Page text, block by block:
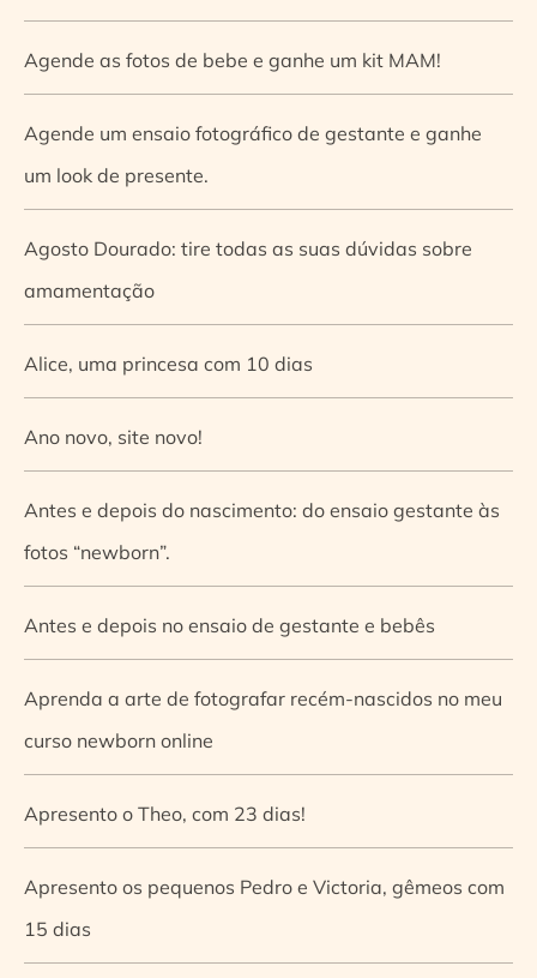
Agende as fotos de bebe e ganhe um kit MAM!
Agende um ensaio fotográfico de gestante e ganhe
um look de presente.
Agosto Dourado: tire todas as suas dúvidas sobre
amamentação
Alice, uma princesa com 10 dias
Ano novo, site novo!
Antes e depois do nascimento: do ensaio gestante às
fotos “newborn”.
Antes e depois no ensaio de gestante e bebês
Aprenda a arte de fotografar recém-nascidos no meu
curso newborn online
Apresento o Theo, com 23 dias!
Apresento os pequenos Pedro e Victoria, gêmeos com
15 dias